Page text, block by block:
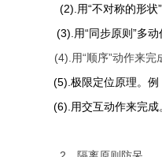
(2). 用“不对称的形状”
(3). 用“同步原则”多动
(4). 用“顺序”动作来完成
(5). 极限定位原理。例
(6). 用交互动作来完成